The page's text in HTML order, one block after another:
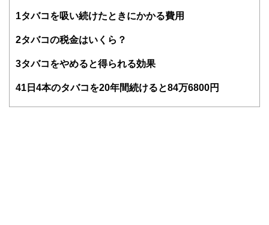
得者を中心に「お金や暮らし」に関する書籍・雑誌の編集経
験者で構成され、企画立案から記事掲載まですべての工程に
護士、税理士、宅地建物取引士、相続診断士、住宅ローンア
1 タバコを吸い続けたときにかかる費用
2タバコの税金はいくら？
3タバコをやめると得られる効果
41日4本のタバコを20年間続けると84万6800円